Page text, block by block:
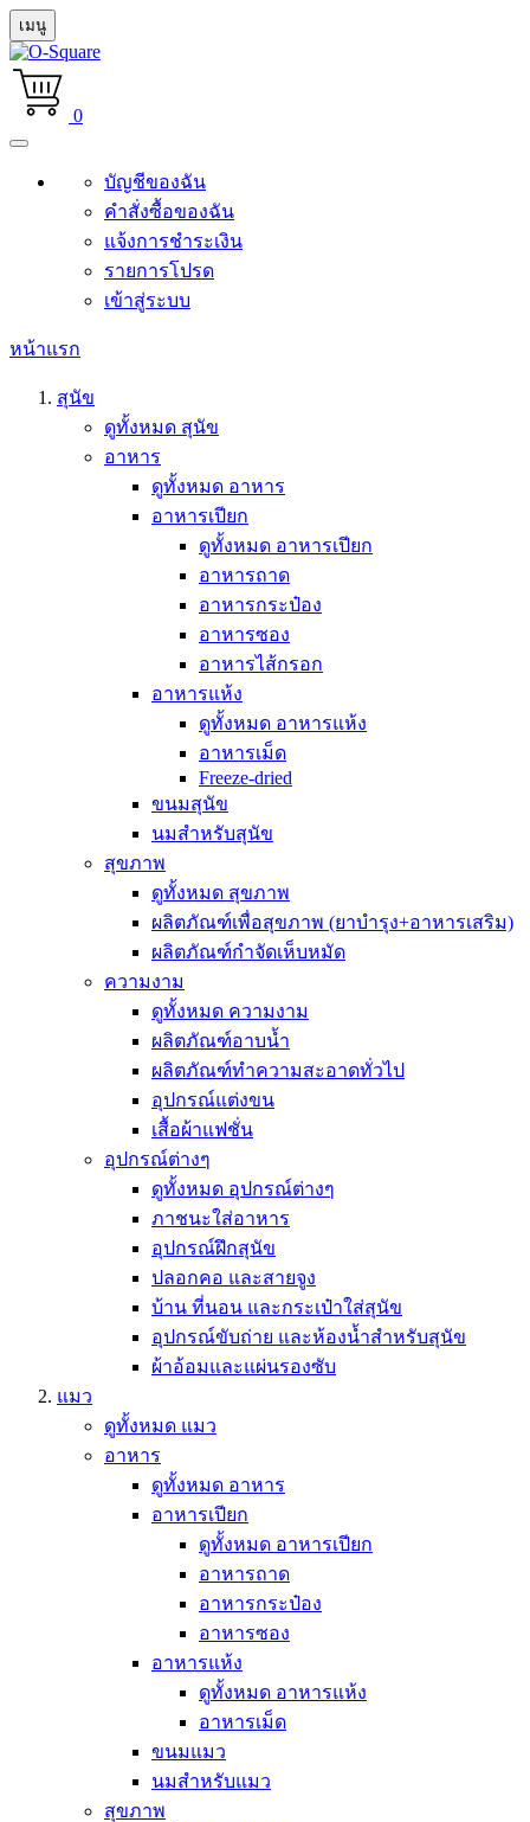
เมนู
0
บัญชีของฉัน
คำสั่งซื้อของฉัน
แจ้งการชำระเงิน
รายการโปรด
เข้าสู่ระบบ
หน้าแรก
สุนัข
ดูทั้งหมด สุนัข
อาหาร
ดูทั้งหมด อาหาร
อาหารเปียก
ดูทั้งหมด อาหารเปียก
อาหารถาด
อาหารกระป๋อง
อาหารซอง
อาหารไส้กรอก
อาหารแห้ง
ดูทั้งหมด อาหารแห้ง
อาหารเม็ด
Freeze-dried
ขนมสุนัข
นมสำหรับสุนัข
สุขภาพ
ดูทั้งหมด สุขภาพ
ผลิตภัณฑ์เพื่อสุขภาพ (ยาบำรุง+อาหารเสริม)
ผลิตภัณฑ์กำจัดเห็บหมัด
ความงาม
ดูทั้งหมด ความงาม
ผลิตภัณฑ์อาบน้ำ
ผลิตภัณฑ์ทำความสะอาดทั่วไป
อุปกรณ์แต่งขน
เสื้อผ้าแฟชั่น
อุปกรณ์ต่างๆ
ดูทั้งหมด อุปกรณ์ต่างๆ
ภาชนะใส่อาหาร
อุปกรณ์ฝึกสุนัข
ปลอกคอ และสายจูง
บ้าน ที่นอน และกระเป๋าใส่สุนัข
อุปกรณ์ขับถ่าย และห้องน้ำสำหรับสุนัข
ผ้าอ้อมและแผ่นรองซับ
แมว
ดูทั้งหมด แมว
อาหาร
ดูทั้งหมด อาหาร
อาหารเปียก
ดูทั้งหมด อาหารเปียก
อาหารถาด
อาหารกระป๋อง
อาหารซอง
อาหารแห้ง
ดูทั้งหมด อาหารแห้ง
อาหารเม็ด
ขนมแมว
นมสำหรับแมว
สุขภาพ